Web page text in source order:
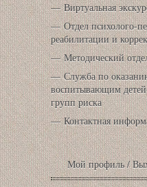
Виртуальная
Отдел психолого-
реабилитации и
Методический
Служба по
воспитывающим
групп риска
Контактная
Мой профиль/